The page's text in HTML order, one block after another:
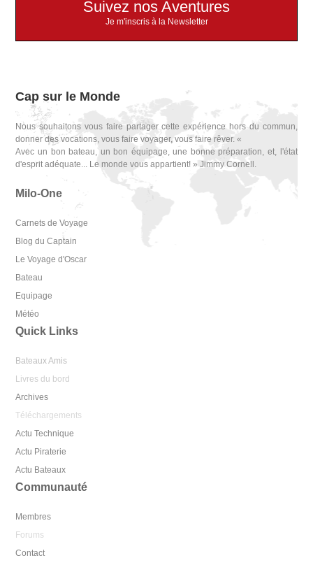
Suivez nos Aventures
Je m'inscris à la Newsletter
Cap sur le Monde
Nous souhaitons vous faire partager cette expérience hors du commun,
donner des vocations, vous faire voyager, vous faire rêver. «
Avec un bon bateau, un bon équipage, une bonne préparation, et, l'état
d'esprit adéquate... Le monde vous appartient! » Jimmy Cornell.
Milo-One
Carnets de Voyage
Blog du Captain
Le Voyage d'Oscar
Bateau
Equipage
Météo
Quick Links
Bateaux Amis
Livres du bord
Archives
Téléchargements
Actu Technique
Actu Piraterie
Actu Bateaux
Communauté
Membres
Forums
Contact